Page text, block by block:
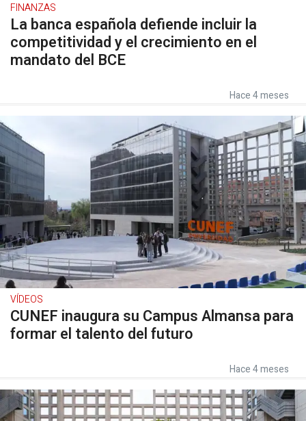
FINANZAS
La banca española defiende incluir la
competitividad y el crecimiento en el
mandato del BCE
Hace 4 meses
VÍDEOS
CUNEF inaugura su Campus Almansa para
formar el talento del futuro
Hace 4 meses